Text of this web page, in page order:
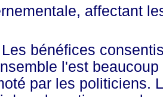
affectant
consentis
l'est
par les politiciens.